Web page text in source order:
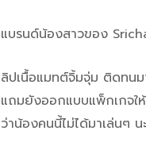
แบรนด์น้องสาวของ
ลิปเนื้อแมทต์จิ้มจุ่ม ติดท
แถมยังออกแบบแพ็กเกจใ
ว่าน้องคนนี้ไม่ได้มาเล่นๆ